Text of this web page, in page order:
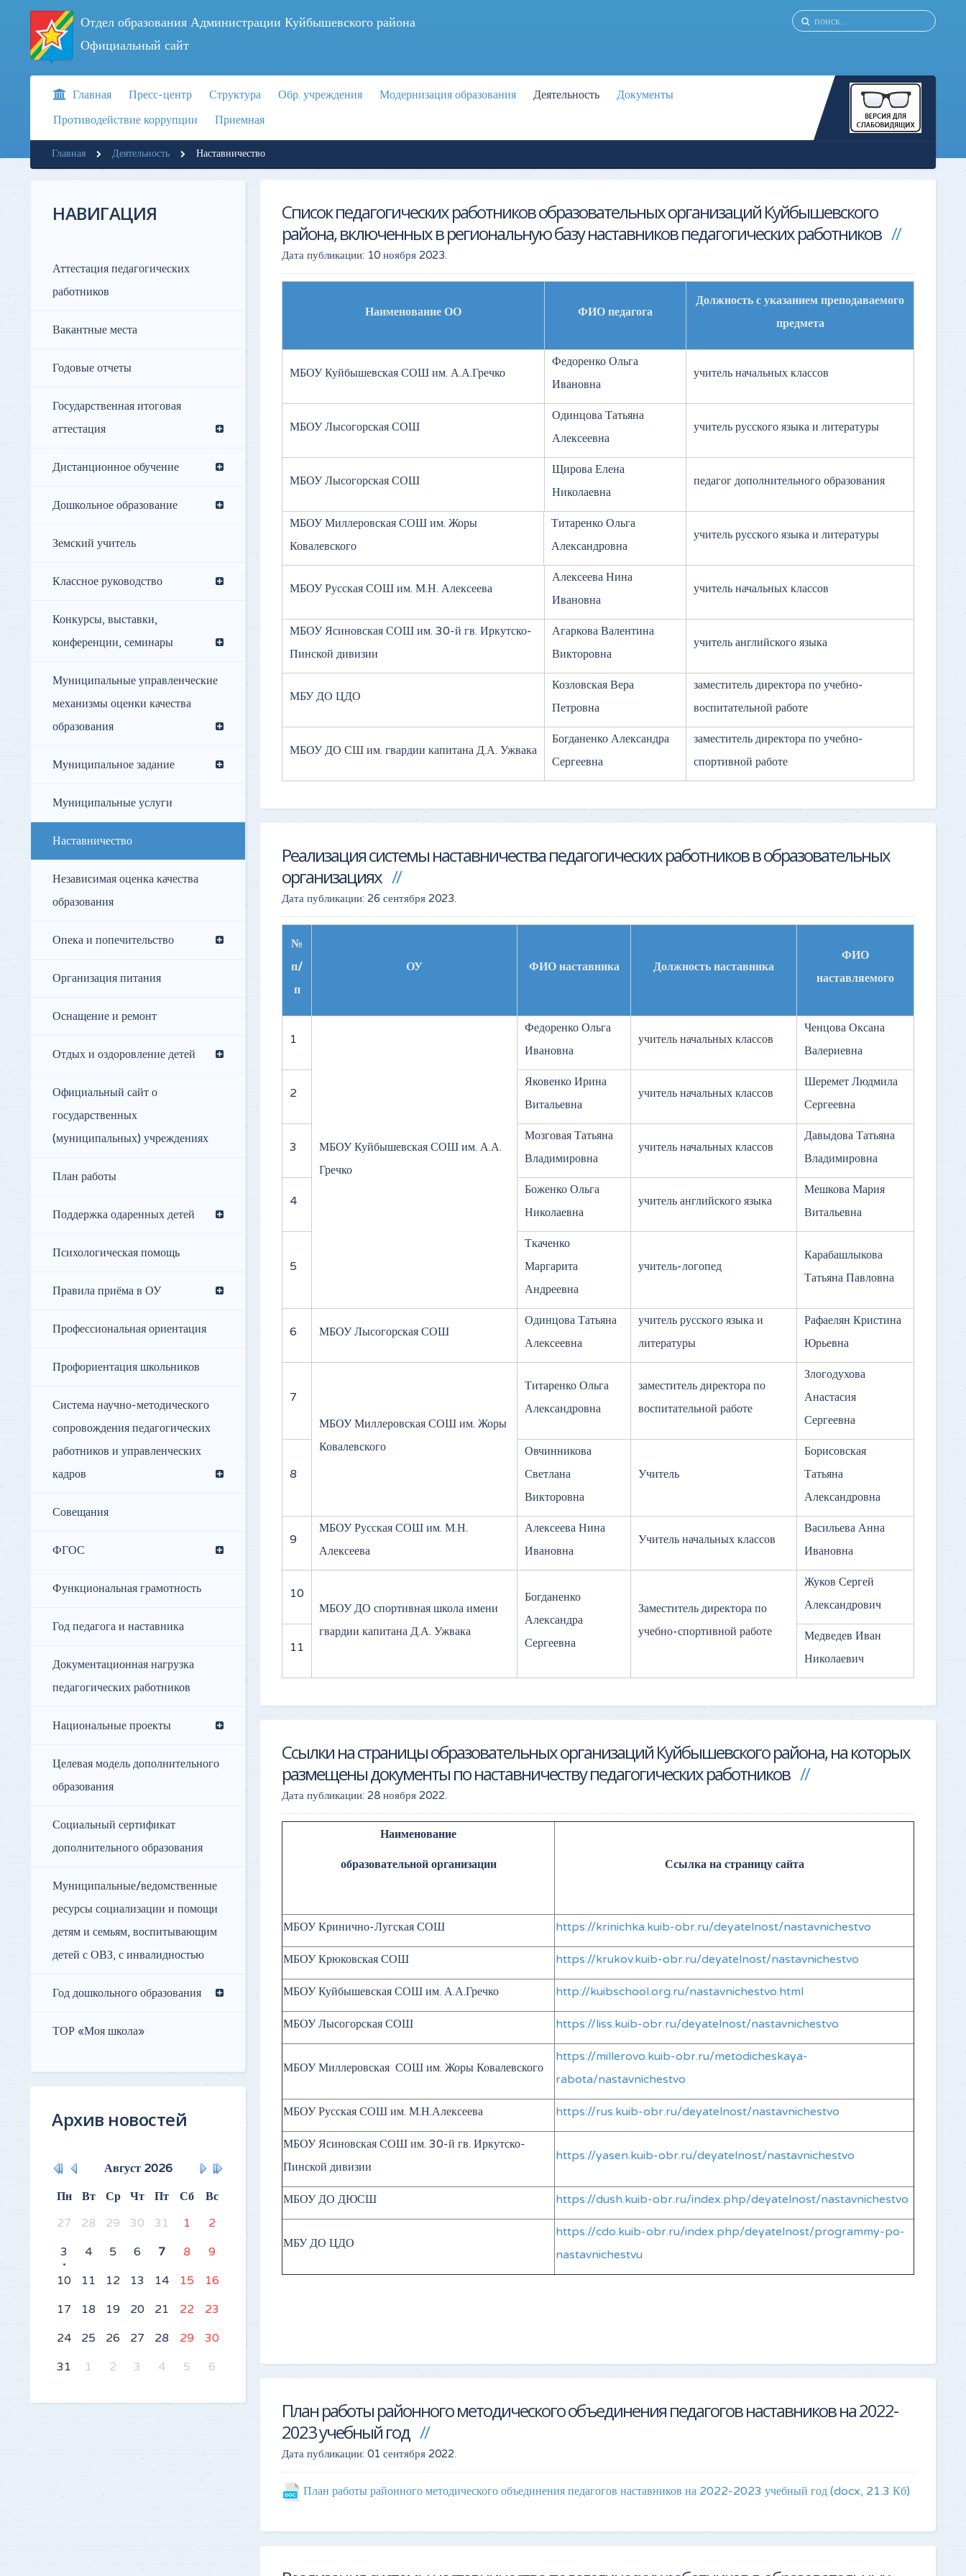
Отдел образования Администрации Куйбышевского района
Официальный сайт
Главная Пресс-центр Структура Обр. учреждения Модернизация образования Деятельность
Документы
Противодействие коррупции
Приемная
Главная Деятельность Наставничество
Список педагогических работников образовательных организаций Куйбышевского
района, включенных в региональную базу наставников педагогических работников
Дата публикации: 10 ноября 2023.
Наименование ОО ФИО педагога
Должность с указанием преподаваемого
предмета
МБОУ Куйбышевская СОШ им. А.А.Гречко
Федоренко Ольга
Ивановна
учитель начальных классов
МБОУ Лысогорская СОШ
Одинцова Татьяна
Алексеевна
учитель русского языка и литературы
МБОУ Лысогорская СОШ
Щирова Елена
Николаевна
педагог дополнительного образования
МБОУ Миллеровская СОШ им. Жоры
Ковалевского
Титаренко Ольга
Александровна
учитель русского языка и литературы
МБОУ Русская СОШ им. М.Н. Алексеева
Алексеева Нина
Ивановна
учитель начальных классов
МБОУ Ясиновская СОШ им. 30-й гв. Иркутско-
Пинской дивизии
Агаркова Валентина
Викторовна
учитель английского языка
МБУ ДО ЦДО
Козловская Вера
Петровна
заместитель директора по учебно-
воспитательной работе
МБОУ ДО СШ им. гвардии капитана Д.А. Ужвака
Богданенко Александра
Сергеевна
заместитель директора по учебно-
спортивной работе
Реализация системы наставничества педагогических работников в образовательных
организациях
Дата публикации: 26 сентября 2023.
№
п/
п
ОУ ФИО наставника Должность наставника
ФИО
наставляемого
1
МБОУ Куйбышевская СОШ им. А.А.
Гречко
Федоренко Ольга
Ивановна
учитель начальных классов
Ченцова Оксана
Валериевна
2
Яковенко Ирина
Витальевна
учитель начальных классов
Шеремет Людмила
Сергеевна
3
Мозговая Татьяна
Владимировна
учитель начальных классов
Давыдова Татьяна
Владимировна
4
Боженко Ольга
Николаевна
учитель английского языка
Мешкова Мария
Витальевна
5
Ткаченко
Маргарита
Андреевна
учитель-логопед
Карабашлыкова
Татьяна Павловна
6 МБОУ Лысогорская СОШ
Одинцова Татьяна
Алексеевна
учитель русского языка и
литературы
Рафаелян Кристина
Юрьевна
7
МБОУ Миллеровская СОШ им. Жоры
Ковалевского
Титаренко Ольга
Александровна
заместитель директора по
воспитательной работе
Злогодухова
Анастасия
Сергеевна
8
Овчинникова
Светлана
Викторовна
Учитель
Борисовская
Татьяна
Александровна
9
МБОУ Русская СОШ им. М.Н.
Алексеева
Алексеева Нина
Ивановна
Учитель начальных классов
Васильева Анна
Ивановна
10
МБОУ ДО спортивная школа имени
гвардии капитана Д.А. Ужвака
Богданенко
Александра
Сергеевна
Заместитель директора по
учебно-спортивной работе
Жуков Сергей
Александрович
11
Медведев Иван
Николаевич
Ссылки на страницы образовательных организаций Куйбышевского района, на которых
размещены документы по наставничеству педагогических работников
Дата публикации: 28 ноября 2022.
Наименование
образовательной организации Ссылка на страницу сайта
МБОУ Кринично-Лугская СОШ https://krinichka.kuib-obr.ru/deyatelnost/nastavnichestvo
МБОУ Крюковская СОШ https://krukov.kuib-obr.ru/deyatelnost/nastavnichestvo
МБОУ Куйбышевская СОШ им. А.А.Гречко http://kuibschool.org.ru/nastavnichestvo.html
МБОУ Лысогорская СОШ https://liss.kuib-obr.ru/deyatelnost/nastavnichestvo
МБОУ Миллеровская СОШ им. Жоры Ковалевского
https://millerovo.kuib-obr.ru/metodicheskaya-
rabota/nastavnichestvo
МБОУ Русская СОШ им. М.Н.Алексеева https://rus.kuib-obr.ru/deyatelnost/nastavnichestvo
МБОУ Ясиновская СОШ им. 30-й гв. Иркутско-
Пинской дивизии
https://yasen.kuib-obr.ru/deyatelnost/nastavnichestvo
МБОУ ДО ДЮСШ https://dush.kuib-obr.ru/index.php/deyatelnost/nastavnichestvo
МБУ ДО ЦДО
https://cdo.kuib-obr.ru/index.php/deyatelnost/programmy-po-
nastavnichestvu
План работы районного методического объединения педагогов наставников на 2022-
2023 учебный год
Дата публикации: 01 сентября 2022.
План работы районного методического объединения педагогов наставников на 2022-2023 учебный год (docx, 21.3 Кб)
НАВИГАЦИЯ
Аттестация педагогических
работников
Вакантные места
Годовые отчеты
Государственная итоговая
аттестация
Дистанционное обучение
Дошкольное образование
Земский учитель
Классное руководство
Конкурсы, выставки,
конференции, семинары
Муниципальные управленческие
механизмы оценки качества
образования
Муниципальное задание
Муниципальные услуги
Наставничество
Независимая оценка качества
образования
Опека и попечительство
Организация питания
Оснащение и ремонт
Отдых и оздоровление детей
Официальный сайт о
государственных
(муниципальных) учреждениях
План работы
Поддержка одаренных детей
Психологическая помощь
Правила приёма в ОУ
Профессиональная ориентация
Профориентация школьников
Система научно-методического
сопровождения педагогических
работников и управленческих
кадров
Совещания
ФГОС
Функциональная грамотность
Год педагога и наставника
Документационная нагрузка
педагогических работников
Национальные проекты
Целевая модель дополнительного
образования
Социальный сертификат
дополнительного образования
Муниципальные/ведомственные
ресурсы социализации и помощи
детям и семьям, воспитывающим
детей с ОВЗ, с инвалидностью
Год дошкольного образования
ТОР «Моя школа»
Архив новостей
Август 2026
Пн
Вт Ср Чт Пт Сб
Вс
27
28 29 30 31 1
2
3
4 5 6 7 8
9
10
11 12 13 14 15
16
17
18 19 20 21 22
23
24
25 26 27 28 29
30
31
1 2 3 4 5 6